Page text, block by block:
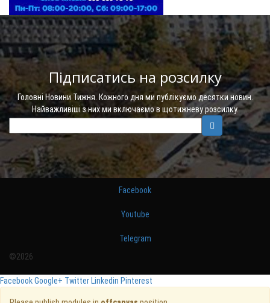
Підписатись на розсилку
Головні Новини Тижня. Кожного дня ми публікуємо десятки новин.
Найважливіші з них ми включаємо в щотижневу розсилку.
Facebook
Youtube
Telegram
©2026
FacebookGoogle+ Twitter Linkedin Pinterest